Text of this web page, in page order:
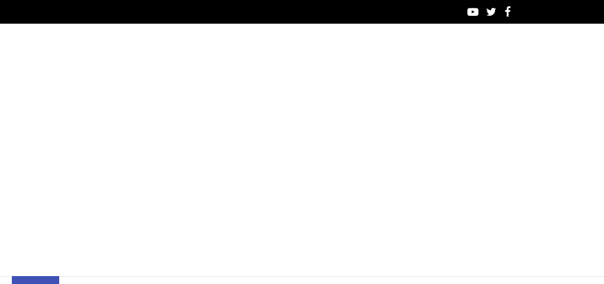
Facebook
Twitter
Youtube